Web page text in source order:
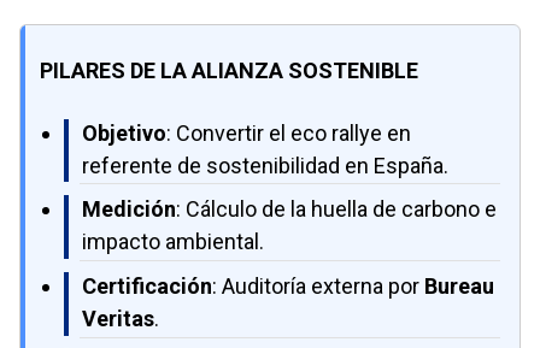
PILARES DE LA ALIANZA SOSTENIBLE
Objetivo: Convertir el eco rallye en
referente de sostenibilidad en España.
Medición: Cálculo de la huella de carbono e
impacto ambiental.
Certificación: Auditoría externa por Bureau
Veritas.